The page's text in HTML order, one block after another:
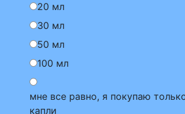
20 мл
30 мл
50 мл
100 мл
мне все равно, я покупаю
капли